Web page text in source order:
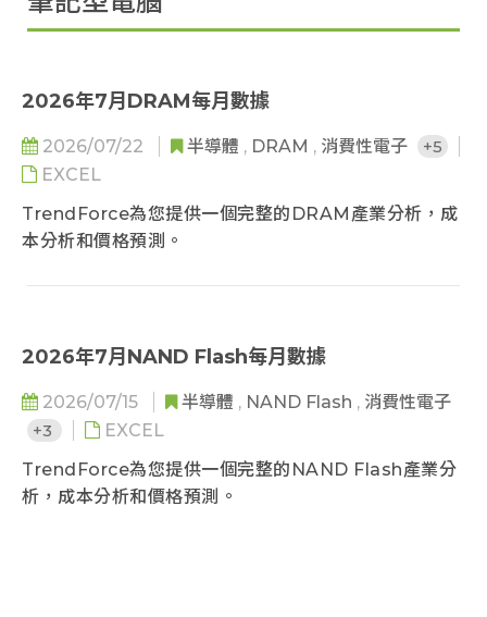
2026年7月DRAM每月數據
2026/07/22 半導體 , DRAM , 消費性電子
+5
EXCEL
TrendForce為您提供一個完整的DRAM產業分析，成
本分析和價格預測。
2026年7月NAND Flash每月數據
2026/07/15 半導體 , NAND Flash , 消費性電子
+3
EXCEL
TrendForce為您提供一個完整的NAND Flash產業分
析，成本分析和價格預測。